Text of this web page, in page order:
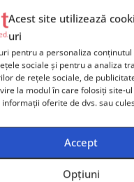
Acest site utilizează
uri
pentru a personaliza
sociale și pentru a analiza
de rețele sociale, de
la modul în care folosiți site-
oferite de dvs. sau
Accept
Opțiuni
să ofere o introducere
de bază ale cloud
Azure. Acesta include
de bază Azure, securitate,
și tarife Azure.
sunt cerințele
a urma un